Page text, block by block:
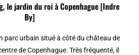
le jardin du roi à Copenhague [Indre
By]
parc urbain situé à côté du château de
de Copenhague. Très fréquenté, il